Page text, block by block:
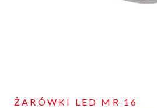
ŻARÓWKI LED MR 16